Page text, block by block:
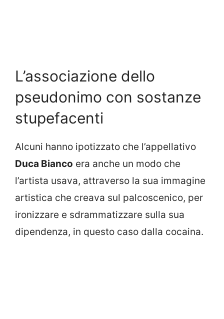
L’associazione dello
pseudonimo con sostanze
stupefacenti
Alcuni hanno ipotizzato che l’appellativo
Duca Bianco era anche un modo che
l’artista usava, attraverso la sua immagine
artistica che creava sul palcoscenico, per
ironizzare e sdrammatizzare sulla sua
dipendenza, in questo caso dalla cocaina.